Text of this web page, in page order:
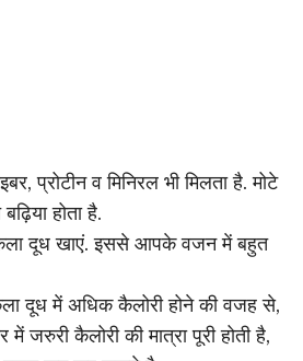
प्रोटीन व मिनिरल भी मिलता है. मोटे
होता है.
दूध खाएं. इससे आपके वजन में बहुत
दूध में अधिक कैलोरी होने की वजह से,
कैलोरी की मात्रा पूरी होती है,